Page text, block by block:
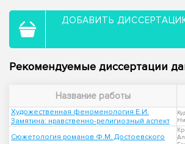
ДОБАВИТЬ
Рекомендуемые диссертации
Название работы
Художественная феноменология Е.И.
Замятина: нравственно-религиозный аспект
Сюжетология романов Ф.М. Достоевского